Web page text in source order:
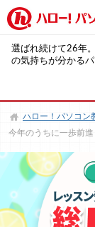
選ばれ続けて26年
の気持ちが分かる
ハロー！パソコン
今年のうちに一歩前